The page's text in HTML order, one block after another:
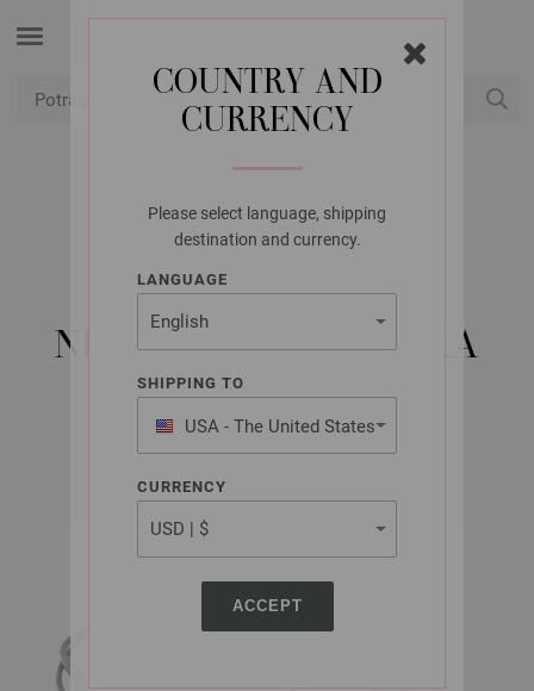
COUNTRY AND
CURRENCY
Please select language, shipping
destination and currency.
LANGUAGE
SHIPPING TO
USA - The United States
of America
CURRENCY
ACCEPT
LANA GROSSA
KRUŽNA IGLA ZA
PLETENJE OD
NEHRĐAJUĆEG ČELIKA
VELIČINE 7,0/40CM